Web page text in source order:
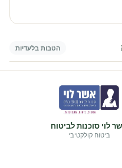
הטבות בלעדיות
לוי סוכנות לביטוח
ביטוח קולקטיבי